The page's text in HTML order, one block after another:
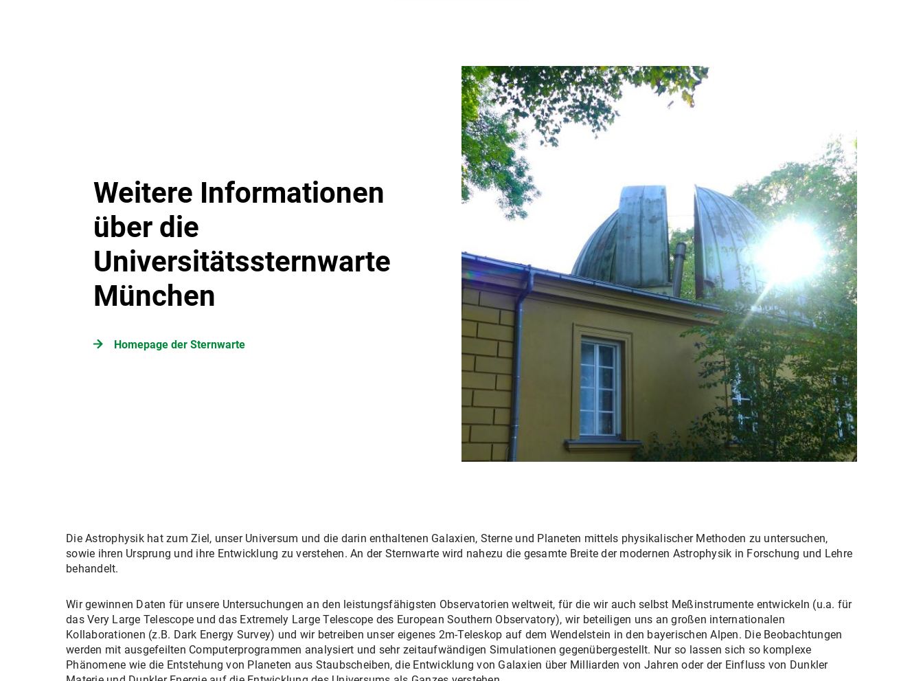
Weitere Informationen
über die
Universitätssternwarte
München
Homepage der Sternwarte
Die Astrophysik hat zum Ziel, unser Universum und die darin enthaltenen Galaxien, Sterne und Planeten mittels physikalischer Methoden zu untersuchen,
sowie ihren Ursprung und ihre Entwicklung zu verstehen. An der Sternwarte wird nahezu die gesamte Breite der modernen Astrophysik in Forschung und Lehre
behandelt.
Wir gewinnen Daten für unsere Untersuchungen an den leistungsfähigsten Observatorien weltweit, für die wir auch selbst Meßinstrumente entwickeln (u.a. für
das Very Large Telescope und das Extremely Large Telescope des European Southern Observatory), wir beteiligen uns an großen internationalen
Kollaborationen (z.B. Dark Energy Survey) und wir betreiben unser eigenes 2m-Teleskop auf dem Wendelstein in den bayerischen Alpen. Die Beobachtungen
werden mit ausgefeilten Computerprogrammen analysiert und sehr zeitaufwändigen Simulationen gegenübergestellt. Nur so lassen sich so komplexe
Phänomene wie die Entstehung von Planeten aus Staubscheiben, die Entwicklung von Galaxien über Milliarden von Jahren oder der Einfluss von Dunkler